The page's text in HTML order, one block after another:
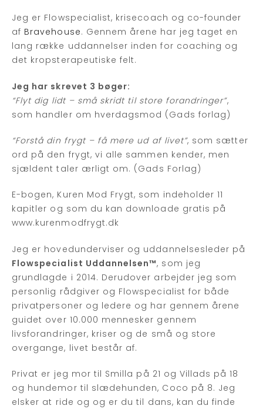
Jeg er Flowspecialist, krisecoach og co-founder
af Bravehouse. Gennem årene har jeg taget en
lang række uddannelser inden for coaching og
det kropsterapeutiske felt.
Jeg har skrevet 3 bøger:
“Flyt dig lidt – små skridt til store forandringer”,
som handler om hverdagsmod (Gads forlag)
“Forstå din frygt – få mere ud af livet”, som sætter
ord på den frygt, vi alle sammen kender, men
sjældent taler ærligt om. (Gads Forlag)
E-bogen, Kuren Mod Frygt, som indeholder 11
kapitler og som du kan downloade gratis på
www.kurenmodfrygt.dk
Jeg er hovedunderviser og uddannelsesleder på
Flowspecialist Uddannelsen™, som jeg
grundlagde i 2014. Derudover arbejder jeg som
personlig rådgiver og Flowspecialist for både
privatpersoner og ledere og har gennem årene
guidet over 10.000 mennesker gennem
livsforandringer, kriser og de små og store
overgange, livet består af.
Privat er jeg mor til Smilla på 21 og Villads på 18
og hundemor til slædehunden, Coco på 8. Jeg
elsker at ride og og er du til dans, kan du finde